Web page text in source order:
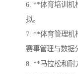
6. **体育培训机
拟。
7. **体育管理机
赛事管理与数据
8. **马拉松和耐